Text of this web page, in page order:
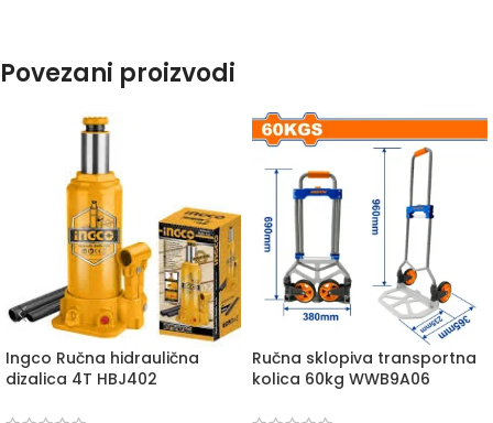
Povezani proizvodi
Ingco Ručna hidraulična
dizalica 4T HBJ402
Ručna sklopiva transportna
kolica 60kg WWB9A06